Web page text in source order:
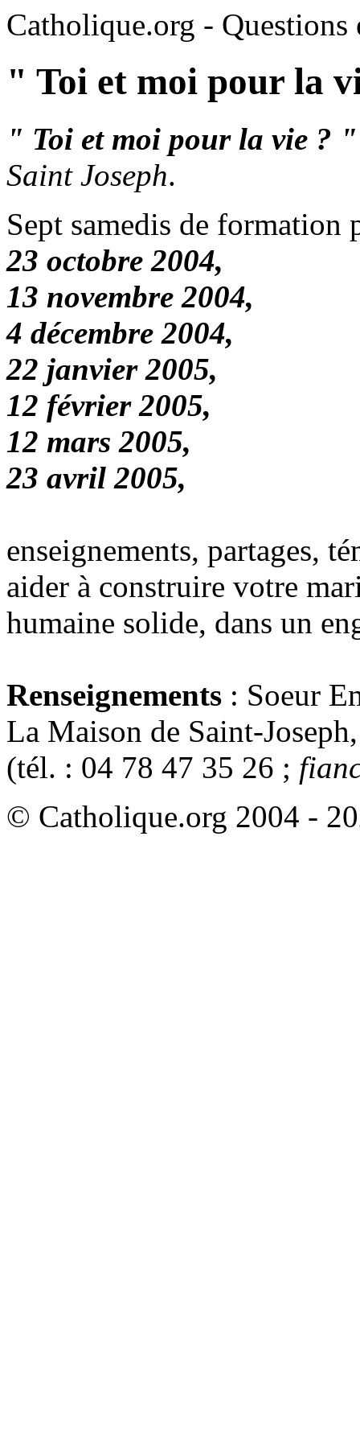
Catholique.org - Questions
" Toi et moi pour la
" Toi et moi pour la vie ? "
Saint Joseph.
Sept samedis de formation
23 octobre 2004,
13 novembre 2004,
4 décembre 2004,
22 janvier 2005,
12 février 2005,
12 mars 2005,
23 avril 2005,
enseignements, partages,
aider à construire votre
humaine solide, dans un
Renseignements : Soeur
La Maison de Saint-
(tél. : 04 78 47 35 26 ;
© Catholique.org 2004 -